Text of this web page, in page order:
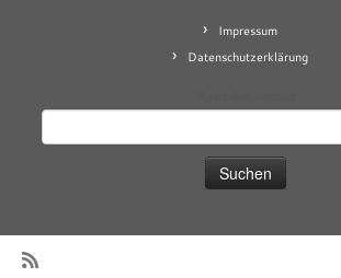
Impressum
Datenschutzerklärung